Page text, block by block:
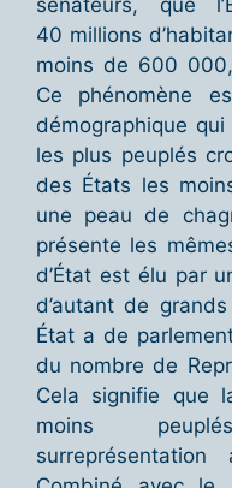
sénateurs, que
40 millions
moins de 600
Ce phénomène
démographique
les plus peuplés
des États les
une peau de
présente les
d’État est élu par
d’autant de
État a de
du nombre de
Cela signifie que
moins